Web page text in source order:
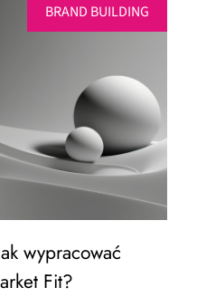
BRAND BUILDING
wypracować
Fit?